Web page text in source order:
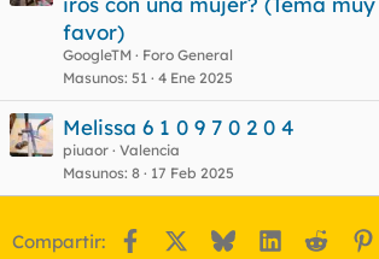
favor)
GoogleTM
Foro General
Masunos 51 4 Ene 2025
Melissa 6 1 0 9 7 0 2 0 4
piuaor Valencia
Masunos 8 17 Feb 2025
Compartir: Facebook BlueskyLinkedIn
Reddit